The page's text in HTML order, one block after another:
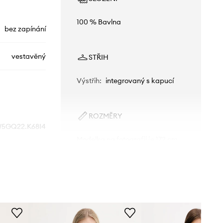
bez zapínání
vestavěný
100 % Bavlna
STŘIH
Výstřih: integrovaný s kapucí
ROZMĚRY
Tabulka velikosti